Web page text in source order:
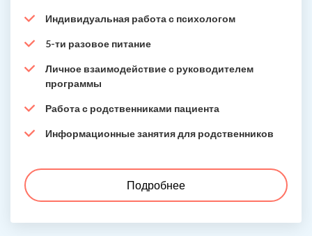
Индивидуальная работа с психологом
5-ти разовое питание
Личное взаимодействие с руководителем
программы
Работа с родственниками пациента
Информационные занятия для родственников
Подробнее